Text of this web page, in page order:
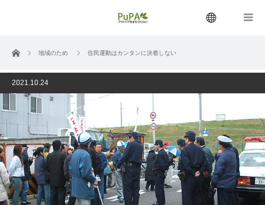
ホーム 地域のため 住民運動はカンタンに決着しない
2021.10.24